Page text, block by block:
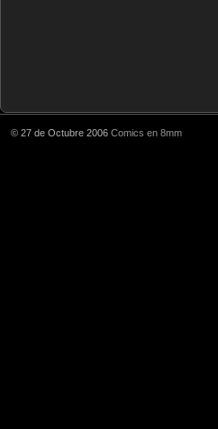
© 27 de Octubre 2006 Comics en 8mm